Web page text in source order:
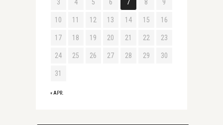
« APR.
3 4 5 6 7 8 9
10 11 12 13 14 15 16
17 18 19 20 21 22 23
24 25 26 27 28 29 30
31